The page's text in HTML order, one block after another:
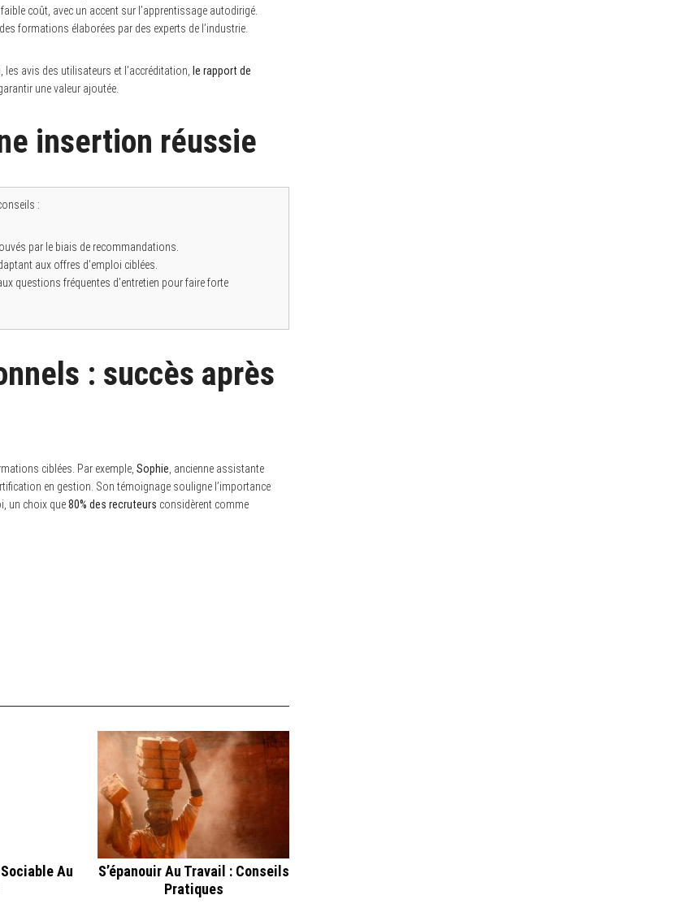
coût, avec un accent sur l’apprentissage autodirigé.
formations élaborées par des experts de l’industrie.
avis des utilisateurs et l’accréditation,
le rapport de
une valeur ajoutée.
insertion réussie
:
par le biais de recommandations.
aux offres d’emploi ciblées.
questions fréquentes d’entretien pour faire forte
: succès après
ciblées. Par exemple, Sophie , ancienne assistante
en gestion. Son témoignage souligne l’importance
un choix que80% des recruteurs considèrent comme
Au
S’épanouir Au Travail : Conseils
Pratiques